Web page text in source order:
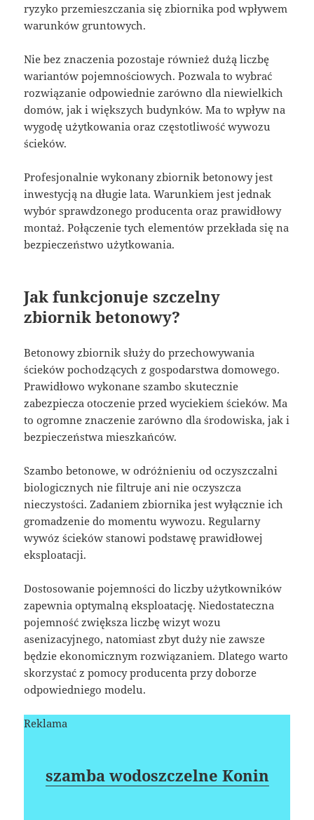
ryzyko przemieszczania się zbiornika pod wpływem
warunków gruntowych.
Nie bez znaczenia pozostaje również dużą liczbę
wariantów pojemnościowych. Pozwala to wybrać
rozwiązanie odpowiednie zarówno dla niewielkich
domów, jak i większych budynków. Ma to wpływ na
wygodę użytkowania oraz częstotliwość wywozu
ścieków.
Profesjonalnie wykonany zbiornik betonowy jest
inwestycją na długie lata. Warunkiem jest jednak
wybór sprawdzonego producenta oraz prawidłowy
montaż. Połączenie tych elementów przekłada się na
bezpieczeństwo użytkowania.
Jak funkcjonuje szczelny
zbiornik betonowy?
Betonowy zbiornik służy do przechowywania
ścieków pochodzących z gospodarstwa domowego.
Prawidłowo wykonane szambo skutecznie
zabezpiecza otoczenie przed wyciekiem ścieków. Ma
to ogromne znaczenie zarówno dla środowiska, jak i
bezpieczeństwa mieszkańców.
Szambo betonowe, w odróżnieniu od oczyszczalni
biologicznych nie filtruje ani nie oczyszcza
nieczystości. Zadaniem zbiornika jest wyłącznie ich
gromadzenie do momentu wywozu. Regularny
wywóz ścieków stanowi podstawę prawidłowej
eksploatacji.
Dostosowanie pojemności do liczby użytkowników
zapewnia optymalną eksploatację. Niedostateczna
pojemność zwiększa liczbę wizyt wozu
asenizacyjnego, natomiast zbyt duży nie zawsze
będzie ekonomicznym rozwiązaniem. Dlatego warto
skorzystać z pomocy producenta przy doborze
odpowiedniego modelu.
Reklama
szamba wodoszczelne Konin